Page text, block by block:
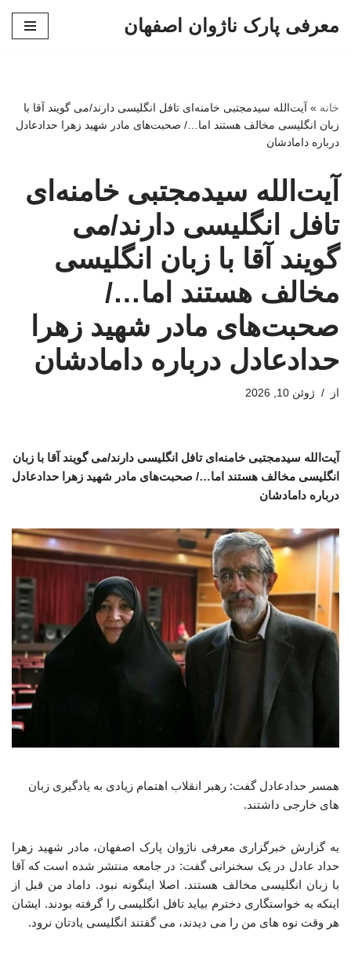
معرفی پارک ناژوان اصفهان
خانه » آیت‌الله سیدمجتبی خامنه‌ای تافل انگلیسی دارند/می گویند آقا با
زبان انگلیسی مخالف هستند اما…/ صحبت‌های مادر شهید زهرا حدادعادل
درباره دامادشان
آیت‌الله سیدمجتبی خامنه‌ای
تافل انگلیسی دارند/می
گویند آقا با زبان انگلیسی
مخالف هستند اما…/
صحبت‌های مادر شهید زهرا
حدادعادل درباره دامادشان
از ژوئن 10, 2026
آیت‌الله سیدمجتبی خامنه‌ای تافل انگلیسی دارند/می گویند آقا با زبان
انگلیسی مخالف هستند اما…/ صحبت‌های مادر شهید زهرا حدادعادل
درباره دامادشان
همسر حدادعادل گفت: رهبر انقلاب اهتمام زیادی به یادگیری زبان
های خارجی داشتند.
به گزارش خبرگزاری معرفی ناژوان پارک اصفهان، مادر شهید زهرا
حداد عادل در یک سخنرانی گفت: در جامعه منتشر شده است که آقا
با زبان انگلیسی مخالف هستند. اصلا اینگونه نبود. داماد من قبل از
اینکه به خواستگاری دخترم بیاید تافل انگلیسی را گرفته بودند. ایشان
هر وقت نوه های من را می دیدند، می گفتند انگلیسی یادتان نرود.